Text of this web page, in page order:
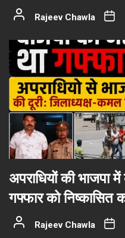
Rajeev Chawla
अपराधियों की भाजपा
गफ्फार को निष्कासित
Rajeev Chawla